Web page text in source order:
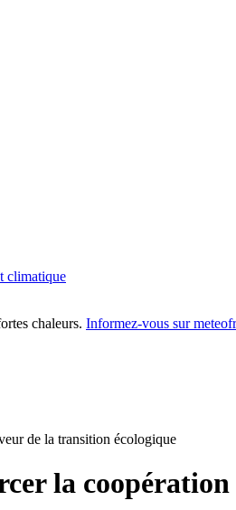
climatique
chaleurs. Informez-vous sur
de la transition écologique
la